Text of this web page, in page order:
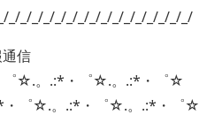
_/_/_/_/_/_/_/_/_/_/_/_/_/_/_/_/
通信
゜☆.。.:*・゜☆.。.:*・゜☆
゜☆.。.:*・゜☆.。.:*・゜☆